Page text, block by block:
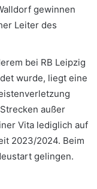
gewinnen
Leiter des
bei RB Leipzig
wurde, liegt eine
außer
Vita lediglich auf
2023/2024. Beim
gelingen.